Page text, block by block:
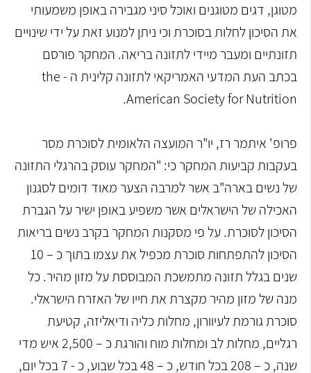
מטוגן, דגים מטוגנים ואוכל סיני מגבירה באופן משמעותי
את הסיכון לחלות בסוכרת וכי ניתן למנוע זאת על ידי שינויים
תזונתיים ומעבר מיידי לתזונה בריאה. המחקר פורסם
בכתב העת המדעי האמריקאי לתזונה קלינית ה - the
American Society for Nutrition.
פרופ' איתמר רז, יו"ר המועצה הלאומית לסוכרת מסר
בעקבות קביעות המחקר כי: "המחקר עוסק בהרגלי התזונה
של נשים בארה"ב אשר למרבה הצער מאוד דומים לסגנון
האכילה של הישראלים אשר משפיע באופן ישיר על הגברת
הסיכון לסוכרת. על פי מסקנות המחקר בקרב נשים בריאות
הסיכון להתפתחות סוכרת מכפיל את עצמו בתוך כ – 10
שנים בגלל תזונה מתמשכת המבוססת על מזון מהיר. כל
מנה של מזון מהיר מקצרת את חייו של האזרח הישראלי.
סוכרת גורמת לעיוורון, מחלות כליה ודיאליזה, קטיעת
רגליים, מחלות לב ומחלות מוח והורגת כ – 2,500 איש מדי
שנה, כ – 208 בכל חודש, כ – 48 בכל שבוע, כ - 7 בכל יום,